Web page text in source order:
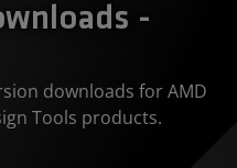
-
downloads for AMD
Tools products.